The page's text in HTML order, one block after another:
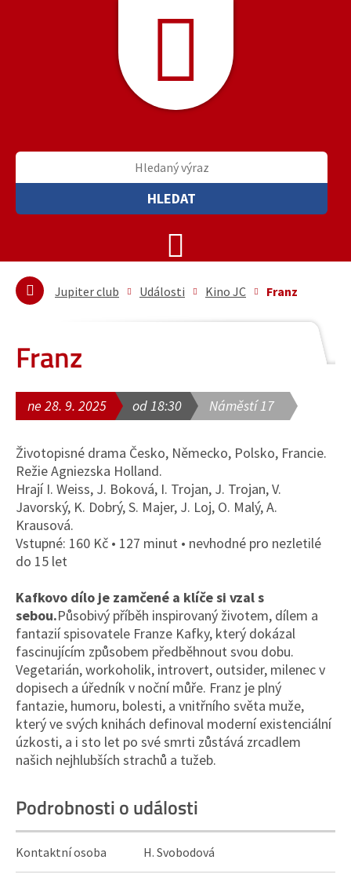
HLEDAT
Jupiter club Události Kino JC Franz
Franz
ne 28. 9. 2025 od 18:30 Náměstí 17
Životopisné drama Česko, Německo, Polsko, Francie.
Režie Agniezska Holland.
Hrají I. Weiss, J. Boková, I. Trojan, J. Trojan, V.
Javorský, K. Dobrý, S. Majer, J. Loj, O. Malý, A.
Krausová.
Vstupné: 160 Kč • 127 minut • nevhodné pro nezletilé
do 15 let
Kafkovo dílo je zamčené a klíče si vzal s
sebou.Působivý příběh inspirovaný životem, dílem a
fantazií spisovatele Franze Kafky, který dokázal
fascinujícím způsobem předběhnout svou dobu.
Vegetarián, workoholik, introvert, outsider, milenec v
dopisech a úředník v noční můře. Franz je plný
fantazie, humoru, bolesti, a vnitřního světa muže,
který ve svých knihách definoval moderní existenciální
úzkosti, a i sto let po své smrti zůstává zrcadlem
našich nejhlubších strachů a tužeb.
Podrobnosti o události
Kontaktní osoba H. Svobodová